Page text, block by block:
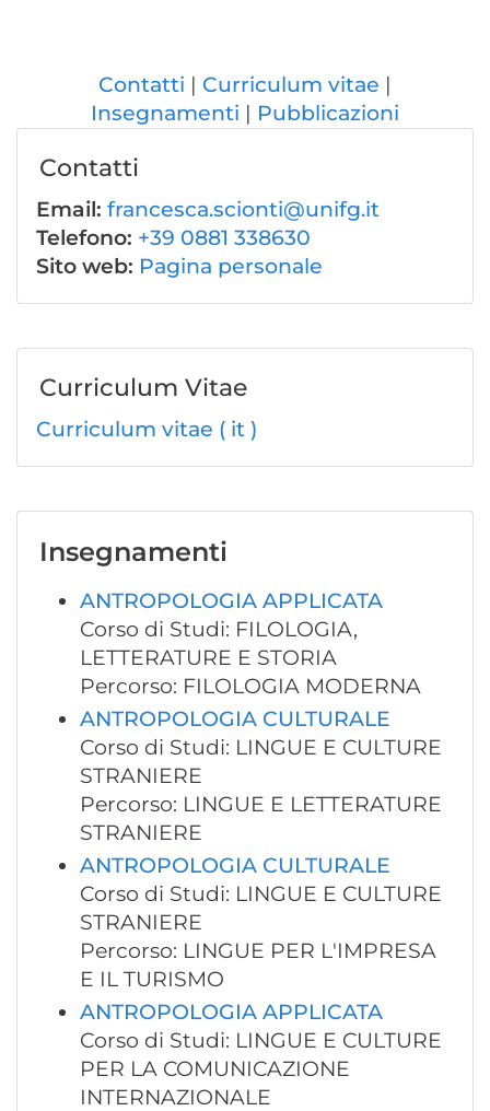
Contatti
Curriculum vitae
Insegnamenti
Pubblicazioni
Contatti
Email: francesca.scionti@unifg.it
Telefono: +39 0881 338630
Sito web: Pagina personale
Curriculum Vitae
Curriculum vitae ( it )
Insegnamenti
ANTROPOLOGIA APPLICATA
Corso di Studi: FILOLOGIA,
LETTERATURE E STORIA
Percorso: FILOLOGIA MODERNA
ANTROPOLOGIA CULTURALE
Corso di Studi: LINGUE E CULTURE
STRANIERE
Percorso: LINGUE E LETTERATURE
STRANIERE
ANTROPOLOGIA CULTURALE
Corso di Studi: LINGUE E CULTURE
STRANIERE
Percorso: LINGUE PER L'IMPRESA
E IL TURISMO
ANTROPOLOGIA APPLICATA
Corso di Studi: LINGUE E CULTURE
PER LA COMUNICAZIONE
INTERNAZIONALE